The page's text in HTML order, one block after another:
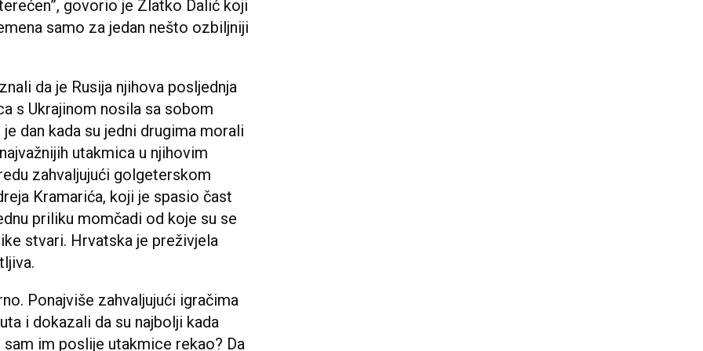
govorio je Zlatko Dalić koji
samo za jedan nešto ozbiljniji
da je Rusija njihova posljednja
s Ukrajinom nosila sa sobom
dan kada su jedni drugima morali
utakmica u njihovim
zahvaljujući golgeterskom
Kramarića, koji je spasio čast
priliku momčadi od koje su se
stvari. Hrvatska je preživjela
Ponajviše zahvaljujući igračima
i dokazali da su najbolji kada
im poslije utakmice rekao? Da